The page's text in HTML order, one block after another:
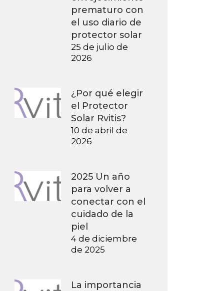
prematuro con
el uso diario de
protector solar
25 de julio de
2026
¿Por qué elegir
el Protector
Solar Rvitis?
10 de abril de
2026
2025 Un año
para volver a
conectar con el
cuidado de la
piel
4 de diciembre
de 2025
La importancia